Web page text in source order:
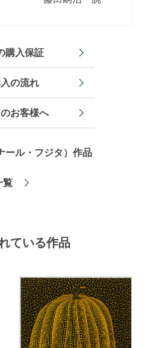
購入保証
の流れ
お客様へ
ール・フジタ）作品
覧
ている作品